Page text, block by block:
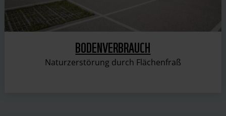
BODENVERBRAUCH
Naturzerstörung durch Flächenfraß